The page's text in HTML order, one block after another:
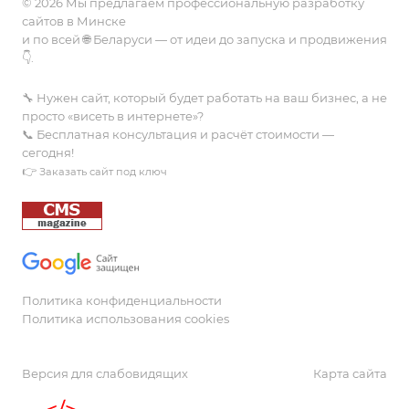
сайтов в Минске
и по всей 🌐 Беларуси — от идеи до запуска и продвижения
👇.
🔧 Нужен сайт, который будет работать на ваш бизнес, а не
просто «висеть в интернете»?
📞 Бесплатная консультация и расчёт стоимости —
сегодня!
👉 Заказать сайт под ключ
Политика конфиденциальности
Политика использования cookies
Версия для слабовидящих Карта сайта